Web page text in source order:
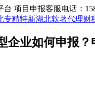
台 项目申报客服电话：
专精特新湖北软著代理财
企业如何申报